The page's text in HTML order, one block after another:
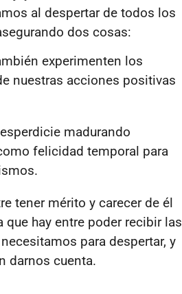
al despertar de todos los
dos cosas:
experimenten los
nuestras acciones positivas
madurando
felicidad temporal para
tener mérito y carecer de él
que hay entre poder recibir las
para despertar, y
darnos cuenta.